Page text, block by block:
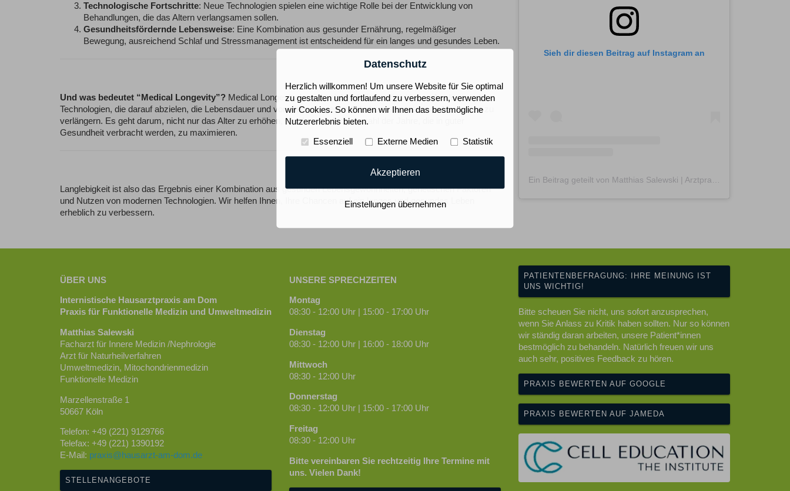
Technologische Fortschritte: Neue Technologien spielen eine wichtige Rolle bei der Entwicklung von
Behandlungen, die das Altern verlangsamen sollen.
Gesundheitsfördernde Lebensweise: Eine Kombination aus gesunder Ernährung, regelmäßiger
Bewegung, ausreichend Schlaf und Stressmanagement ist entscheidend für ein langes und gesundes Leben.
Und was bedeutet “Medical Longevity”? Medical Longevity bezieht sich auf die medizinischen Ansätze und
Technologien, die darauf abzielen, die Lebensdauer und vor allem die gesunde Lebensspanne eines Menschen zu
verlängern. Es geht darum, nicht nur das Alter zu erhöhen, sondern auch die Anzahl der Jahre, die in guter
Gesundheit verbracht werden, zu maximieren.
Langlebigkeit ist also das Ergebnis einer Kombination aus gesunden Lebensgewohnheiten, genetischen Faktoren
und Nutzen von modernen Technologien. Wir helfen Ihnen, Ihre Chancen auf ein langes und gesundes Leben
erheblich zu verbessern.
Sieh dir diesen Beitrag auf Instagram an
Ein Beitrag geteilt von Matthias Salewski | Arztpraxis für Funktionelle & Umweltmedizin (@praxissalewski)
ÜBER UNS
Internistische Hausarztpraxis am Dom
Praxis für Funktionelle Medizin und Umweltmedizin
Matthias Salewski
Facharzt für Innere Medizin /Nephrologie
Arzt für Naturheilverfahren
Umweltmedizin, Mitochondrienmedizin
Funktionelle Medizin
Marzellenstraße 1
50667 Köln
Telefon: +49 (221) 9129766
Telefax: +49 (221) 1390192
E-Mail: praxis@hausarzt-am-dom.de
STELLENANGEBOTE
UNSERE SPRECHZEITEN
Montag
08:30 - 12:00 Uhr | 15:00 - 17:00 Uhr
Dienstag
08:30 - 12:00 Uhr | 16:00 - 18:00 Uhr
Mittwoch
08:30 - 12:00 Uhr
Donnerstag
08:30 - 12:00 Uhr | 15:00 - 17:00 Uhr
Freitag
08:30 - 12:00 Uhr
Bitte vereinbaren Sie rechtzeitig Ihre Termine mit
uns. Vielen Dank!
PATIENTENBEFRAGUNG: IHRE MEINUNG IST
UNS WICHTIG!
Bitte scheuen Sie nicht, uns sofort anzusprechen,
wenn Sie Anlass zu Kritik haben sollten. Nur so können
wir ständig daran arbeiten, unsere Patient*innen
bestmöglich zu behandeln. Natürlich freuen wir uns
auch sehr, positives Feedback zu hören.
PRAXIS BEWERTEN AUF GOOGLE
PRAXIS BEWERTEN AUF JAMEDA
Datenschutz
Herzlich willkommen! Um unsere Website für Sie optimal
zu gestalten und fortlaufend zu verbessern, verwenden
wir Cookies. So können wir Ihnen das bestmögliche
Nutzererlebnis bieten.
Essenziell Externe Medien Statistik
Akzeptieren
Einstellungen übernehmen